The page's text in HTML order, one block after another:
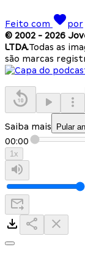
Feito com
por
© 2002 - 2026
LTDA.Todas as
são marcas
Saiba mais Pular
00:00
1x